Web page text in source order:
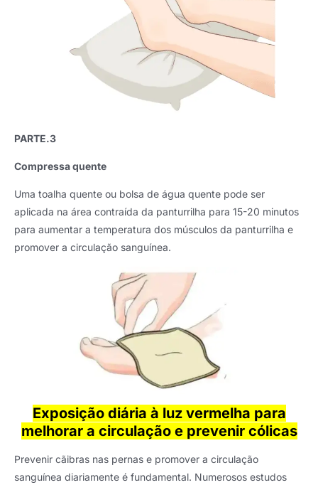
PARTE.3
Compressa quente
Uma toalha quente ou bolsa de água quente pode ser
aplicada na área contraída da panturrilha para 15-20 minutos
para aumentar a temperatura dos músculos da panturrilha e
promover a circulação sanguínea.
Exposição diária à luz vermelha para
melhorar a circulação e prevenir cólicas
Prevenir cãibras nas pernas e promover a circulação
sanguínea diariamente é fundamental. Numerosos estudos